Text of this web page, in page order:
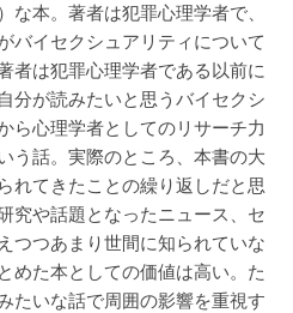
な本。著者は犯罪心理学者で、
バイセクシュアリティについて
者は犯罪心理学者である以前に
分が読みたいと思うバイセクシ
ら心理学者としてのリサーチ力
う話。実際のところ、本書の大
れてきたことの繰り返しだと思
究や話題となったニュース、セ
つつあまり世間に知られていな
めた本としての価値は高い。た
たいな話で周囲の影響を重視す